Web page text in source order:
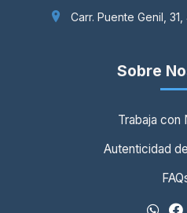
Carr. Puente Genil,
Sobre
Trabaja con
Autenticidad